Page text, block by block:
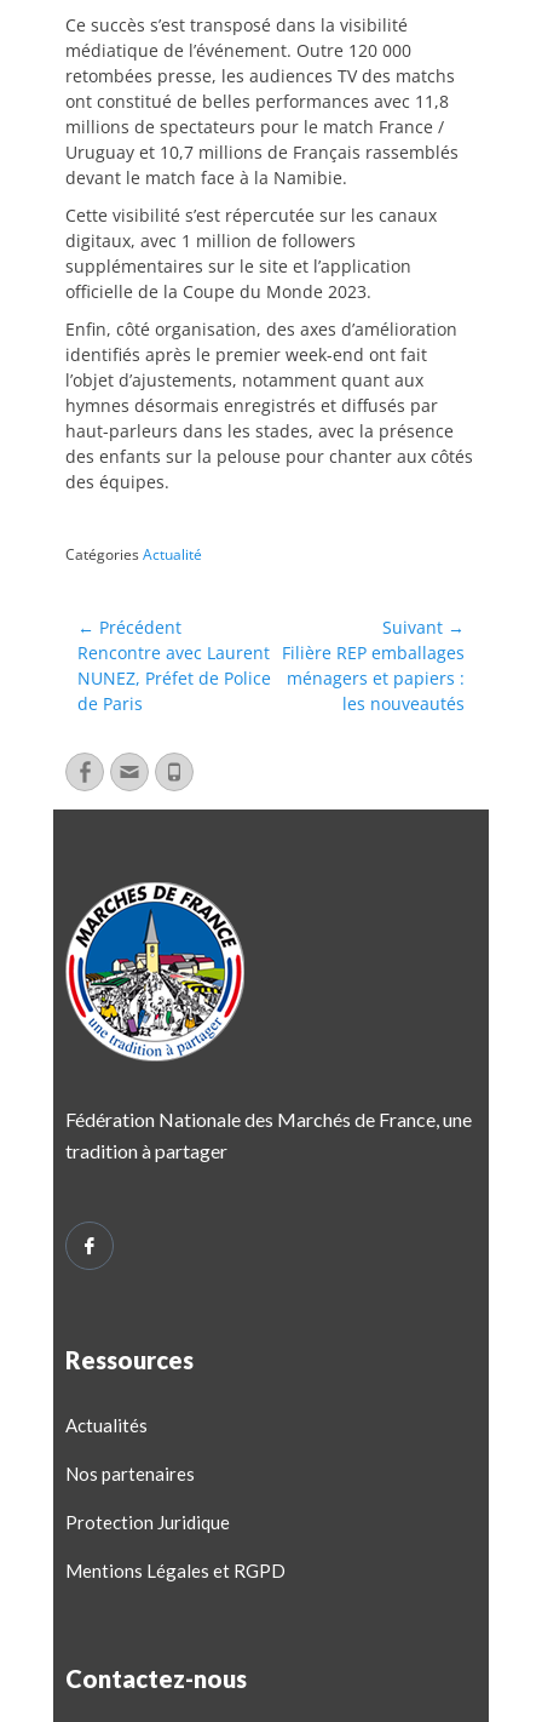
Ce succès s’est transposé dans la visibilité
médiatique de l’événement. Outre 120 000
retombées presse, les audiences TV des matchs
ont constitué de belles performances avec 11,8
millions de spectateurs pour le match France /
Uruguay et 10,7 millions de Français rassemblés
devant le match face à la Namibie.
Cette visibilité s’est répercutée sur les canaux
digitaux, avec 1 million de followers
supplémentaires sur le site et l’application
officielle de la Coupe du Monde 2023.
Enfin, côté organisation, des axes d’amélioration
identifiés après le premier week-end ont fait
l’objet d’ajustements, notamment quant aux
hymnes désormais enregistrés et diffusés par
haut-parleurs dans les stades, avec la présence
des enfants sur la pelouse pour chanter aux côtés
des équipes.
CatégoriesActualité
← Précédent
Rencontre avec Laurent
NUNEZ, Préfet de Police
de Paris
Suivant →
Filière REP emballages
ménagers et papiers :
les nouveautés
Fédération Nationale des Marchés de France, une
tradition à partager
Ressources
Actualités
Nos partenaires
Protection Juridique
Mentions Légales et RGPD
Contactez-nous